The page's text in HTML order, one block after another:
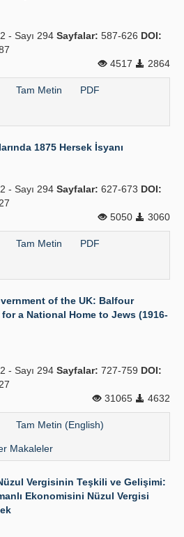
- Sayı 294 Sayfalar: 587-626 DOI:
4517
2864
Tam Metin PDF
1875 Hersek İsyanı
- Sayı 294 Sayfalar: 627-673 DOI:
5050
3060
Tam Metin PDF
of the UK: Balfour
a National Home to Jews (1916-
- Sayı 294 Sayfalar: 727-759 DOI:
31065
4632
Tam Metin (English)
Makaleler
Vergisinin Teşkili ve Gelişimi:
Ekonomisini Nüzul Vergisi